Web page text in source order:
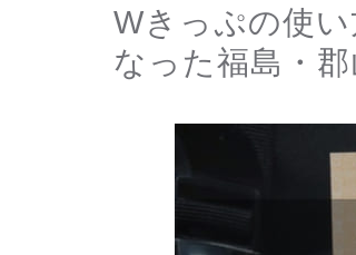
Wきっぷの使
なった福島・